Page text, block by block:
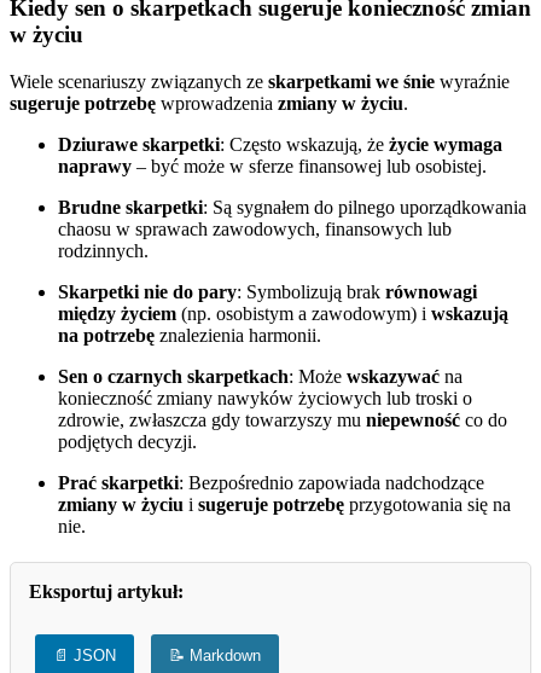
Kiedy sen o skarpetkach sugeruje konieczność zmian
w życiu
Wiele scenariuszy związanych ze skarpetkami we śnie wyraźnie
sugeruje potrzebę wprowadzenia zmiany w życiu.
Dziurawe skarpetki: Często wskazują, że życie wymaga
naprawy – być może w sferze finansowej lub osobistej.
Brudne skarpetki: Są sygnałem do pilnego uporządkowania
chaosu w sprawach zawodowych, finansowych lub
rodzinnych.
Skarpetki nie do pary: Symbolizują brak równowagi
między życiem (np. osobistym a zawodowym) i wskazują
na potrzebę znalezienia harmonii.
Sen o czarnych skarpetkach: Może wskazywać na
konieczność zmiany nawyków życiowych lub troski o
zdrowie, zwłaszcza gdy towarzyszy mu niepewność co do
podjętych decyzji.
Prać skarpetki: Bezpośrednio zapowiada nadchodzące
zmiany w życiu i sugeruje potrzebę przygotowania się na
nie.
Eksportuj artykuł:
📄 JSON 📝 Markdown